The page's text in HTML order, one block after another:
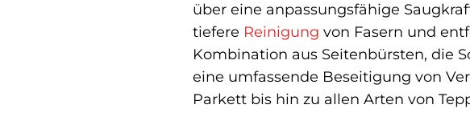
über eine anpassungsfähige
tiefere Reinigung von Fasern und
Kombination aus Seitenbürsten, die
eine umfassende Beseitigung von
Parkett bis hin zu allen Arten von